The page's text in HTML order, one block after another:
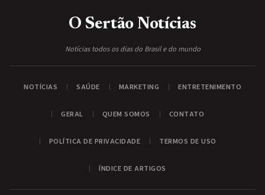
O Sertão Notícias
Notícias todos os dias do Brasil e do mundo
NOTÍCIAS SAÚDE MARKETING ENTRETENIMENTO
GERAL QUEM SOMOS CONTATO
POLÍTICA DE PRIVACIDADE TERMOS DE USO
ÍNDICE DE ARTIGOS